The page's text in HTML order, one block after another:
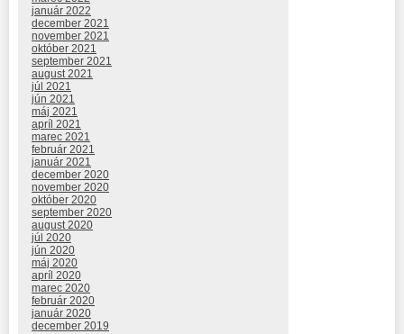
január 2022
december 2021
november 2021
október 2021
september 2021
august 2021
júl 2021
jún 2021
máj 2021
apríl 2021
marec 2021
február 2021
január 2021
december 2020
november 2020
október 2020
september 2020
august 2020
júl 2020
jún 2020
máj 2020
apríl 2020
marec 2020
február 2020
január 2020
december 2019